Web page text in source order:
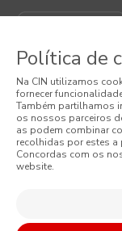
Termos e Condições
Política de
Política de
Na CIN utilizamos
fornecer
Também partilhamos
os nossos parceiros
as podem combinar
recolhidas por estes
Concordas com os
website.